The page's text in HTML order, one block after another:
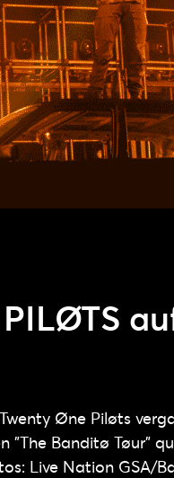
Øne Piløts
"The Banditø Tøur"
Live Nation GSA/